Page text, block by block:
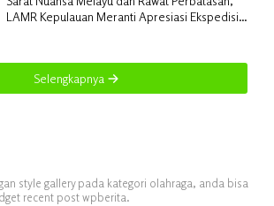
LAMR Kepulauan Meranti Apresiasi Ekspedisi
Selengkapnya
style gallery pada kategori olahraga, anda bisa
recent post wpberita.